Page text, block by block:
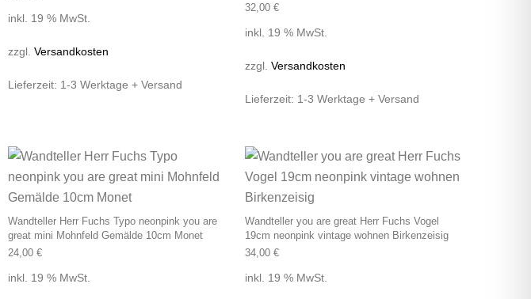
inkl. 19 % MwSt.
zzgl. Versandkosten
Lieferzeit: 1-3 Werktage + Versand
32,00 €
inkl. 19 % MwSt.
zzgl. Versandkosten
Lieferzeit: 1-3 Werktage + Versand
Wandteller Herr Fuchs Typo neonpink you are
great mini Mohnfeld Gemälde 10cm Monet
24,00 €
inkl. 19 % MwSt.
Wandteller you are great Herr Fuchs Vogel
19cm neonpink vintage wohnen Birkenzeisig
34,00 €
inkl. 19 % MwSt.